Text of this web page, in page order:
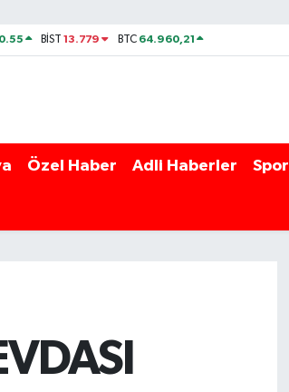
BİST13.779 BTC 64.960,21
Özel Haber Adli Haberler Spor